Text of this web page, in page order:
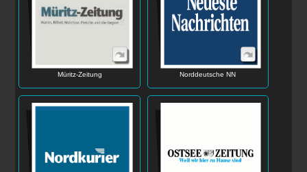
Müritz-Zeitung Norddeutsche NN